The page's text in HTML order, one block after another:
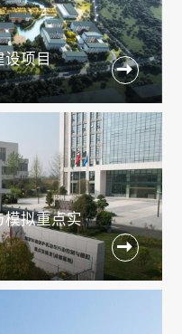
设项目

模拟重点实
